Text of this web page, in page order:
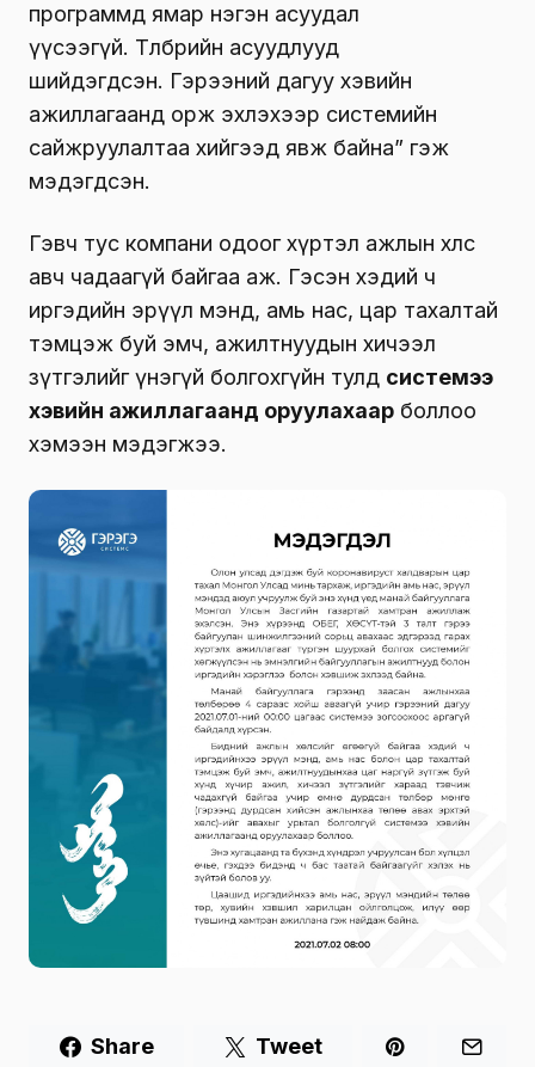
программд ямар нэгэн асуудал
үүсээгүй. Төлбөрийн асуудлууд
шийдэгдсэн. Гэрээний дагуу хэвийн
ажиллагаанд орж эхлэхээр системийн
сайжруулалтаа хийгээд явж байна” гэж
мэдэгдсэн.
Гэвч тус компани одоог хүртэл ажлын хөлсөө
авч чадаагүй байгаа аж. Гэсэн хэдий ч
иргэдийн эрүүл мэнд, амь нас, цар тахалтай
тэмцэж буй эмч, ажилтнуудын хичээл
зүтгэлийг үнэгүй болгохгүйн тулд системээ
хэвийн ажиллагаанд оруулахаар боллоо
хэмээн мэдэгжээ.
Share Tweet